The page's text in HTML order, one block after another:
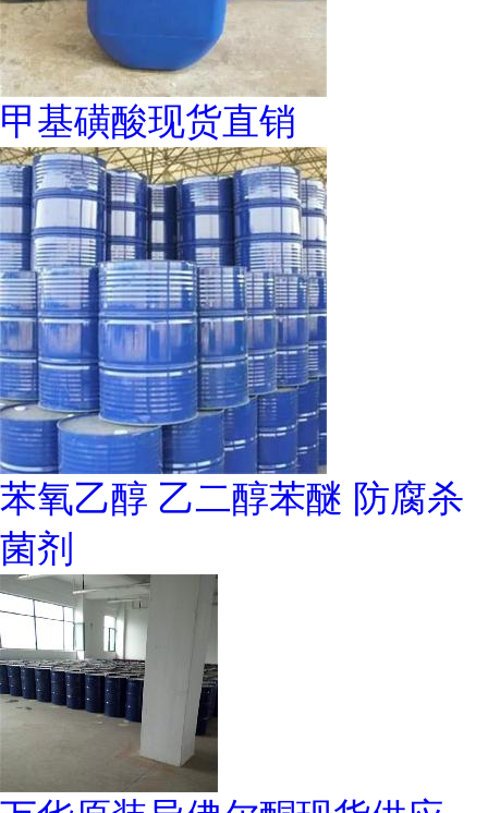
甲基磺酸现货直销
苯氧乙醇 乙二醇苯醚 防腐杀
菌剂